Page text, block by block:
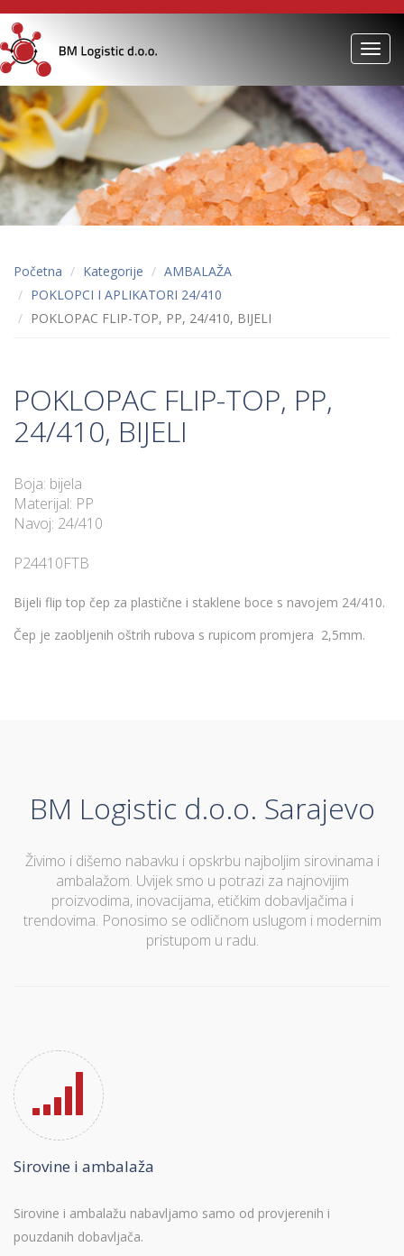
Početna Kategorije
AMBALAŽA
POKLOPCI I APLIKATORI 24/410
POKLOPAC FLIP-TOP, PP, 24/410, BIJELI
POKLOPAC FLIP-TOP, PP,
24/410, BIJELI
Boja: bijela
Materijal: PP
Navoj: 24/410
P24410FTB
Bijeli flip top čep za plastične i staklene boce s navojem 24/410.
Čep je zaobljenih oštrih rubova s rupicom promjera 2,5mm.
BM Logistic d.o.o. Sarajevo
Živimo i dišemo nabavku i opskrbu najboljim sirovinama i
ambalažom. Uvijek smo u potrazi za najnovijim
proizvodima, inovacijama, etičkim dobavljačima i
trendovima. Ponosimo se odličnom uslugom i modernim
pristupom u radu.
Sirovine i ambalaža
Sirovine i ambalažu nabavljamo samo od provjerenih i
pouzdanih dobavljača.